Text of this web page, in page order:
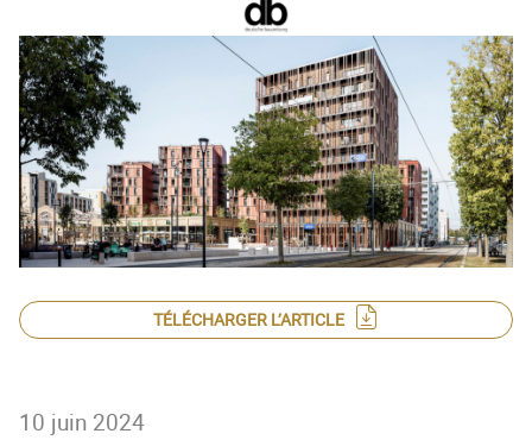
ACTEUR DE LA
PROTECTION DE
L’ENFANCE
10 juin 2024
TÉLÉCHARGER L’ARTICLE